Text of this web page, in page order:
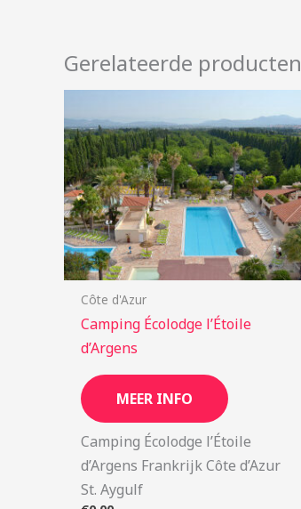
Gerelateerde producten
Côte d'Azur
Camping Écolodge l’Étoile
d’Argens
MEER INFO
Camping Écolodge l’Étoile
d’Argens Frankrijk Côte d’Azur
St. Aygulf